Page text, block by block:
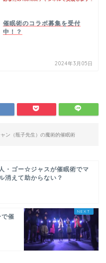
催眠術のコラボ募集を受付
中！？
2024年3月05日
ン（瓶子先生）の魔術的催眠術
・ゴー☆ジャスが催眠術でマ
消えて助からない？
催